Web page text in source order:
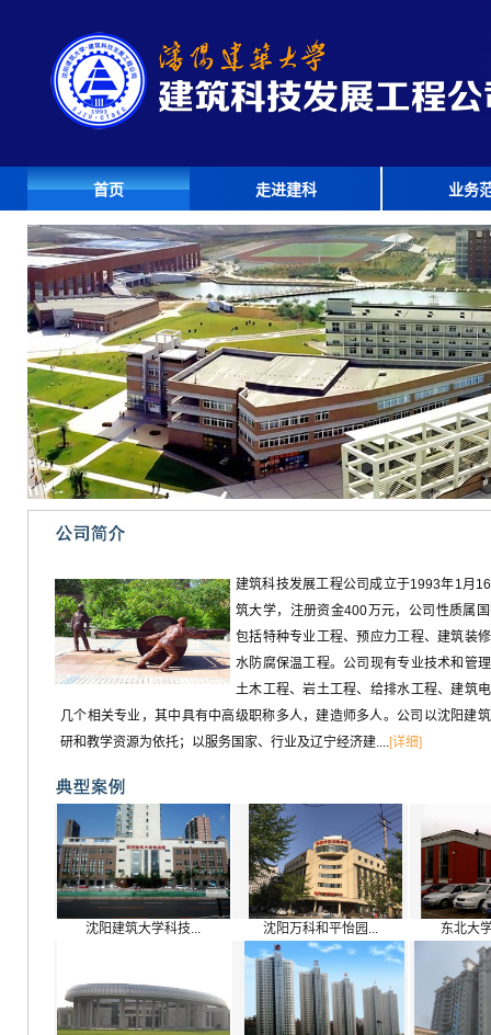
首页 走进建科 业务
建筑科技发展工程公司成立于1993年1月
筑大学，注册资金400万元，公司性质属
包括特种专业工程、预应力工程、建筑装
水防腐保温工程。公司现有专业技术和管
土木工程、岩土工程、给排水工程、建筑
几个相关专业，其中具有中高级职称多人，建造师多人。公司以沈阳建
研和教学资源为依托；以服务国家、行业及辽宁经济建....[详细]
沈阳建筑大学科技... 沈阳万科和平怡园... 东北大